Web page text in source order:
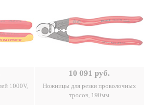
1000V,
10 091 руб.
Ножницы для резки проволочных
тросов, 190мм